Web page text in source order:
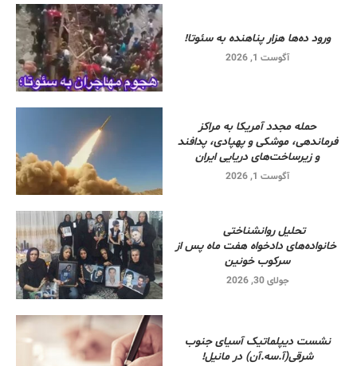
ورود ده‌ها هزار پناهنده به سئوتا!
آگوست 1, 2026
حمله مجدد آمریکا به مراکز
فرماندهی، موشکی و پهپادی، پدافند
و زیرساخت‌های دریایی ایران
آگوست 1, 2026
تحلیل روانشناختی
خانواده‌های دادخواه هفت ماه پس از
سرکوب خونین
جولای 30, 2026
نشست دیپلماتیک آسیای جنوب
شرقی‌(آ.سه.آن) در مانیل!